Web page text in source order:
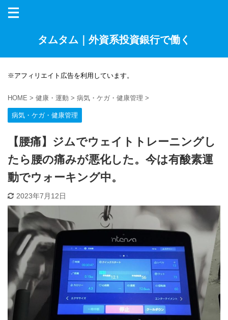
タムタム｜外資系投資銀行で働く
※アフィリエイト広告を利用しています。
HOME > 健康・運動 > 病気・ケガ・健康管理 >
病気・ケガ・健康管理
【腰痛】ジムでウェイトトレーニングし
たら腰の痛みが悪化した。今は有酸素運
動でウォーキング中。
2023年7月12日